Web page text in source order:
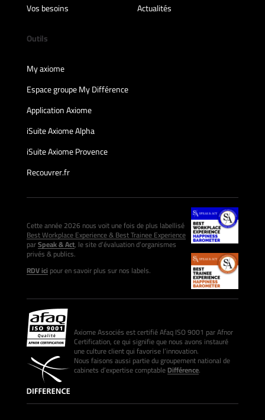
Vos besoins
Actualités
Outils
My axiome
Espace groupe My Différence
Application Axiome
iSuite Axiome Alpha
iSuite Axiome Provence
Recouvrer.fr
Cette année 2026 nous voit une fois de plus labellisé
Best Workplace Experience & Best Trainee Experience
parSpeak & Act, le site d’évaluation d’organismes
privés & publics.
RDV icipour en savoir plus sur nos labels.
Axiome Associés est certifié Afaq ISO 9001 par Afnor
Certification, ce qui signifie que nous avons instauré
une culture client qui favorise l’innovation.
Nous faisons aussi partie du groupement national de
cabinets d’expertise comptableDifférence.